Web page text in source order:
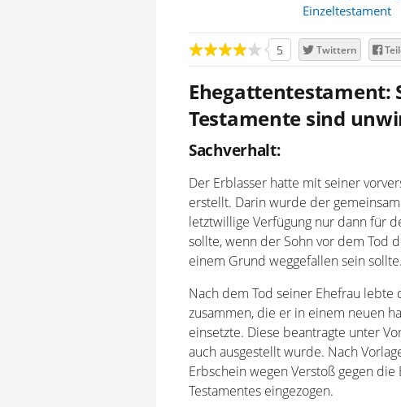
Einzeltestament
5 Twittern
Ehegattentestament:
Testamente sind
Sachverhalt:
Der Erblasser hatte mit seiner
erstellt. Darin wurde der
letztwillige Verfügung nur dann für
sollte, wenn der Sohn vor dem Tod
einem Grund weggefallen sein sollte.
Nach dem Tod seiner Ehefrau
zusammen, die er in einem neuen
einsetzte. Diese beantragte unter
auch ausgestellt wurde. Nach
Erbschein wegen Verstoß gegen
Testamentes eingezogen.